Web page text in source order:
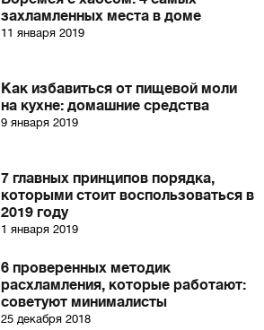
захламленных места в доме
11 января 2019
Как избавиться от пищевой моли
на кухне: домашние средства
9 января 2019
7 главных принципов порядка,
которыми стоит воспользоваться в
2019 году
1 января 2019
6 проверенных методик
расхламления, которые работают:
советуют минималисты
25 декабря 2018